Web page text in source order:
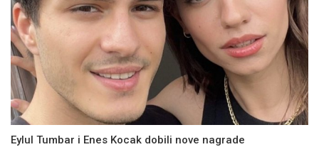
Eylul Tumbar i Enes Kocak dobili nove nagrade